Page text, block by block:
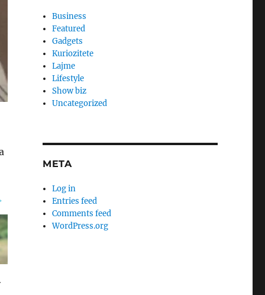
Business
Featured
Gadgets
Kuriozitete
Lajme
Lifestyle
Show biz
Uncategorized
META
Log in
Entries feed
Comments feed
WordPress.org